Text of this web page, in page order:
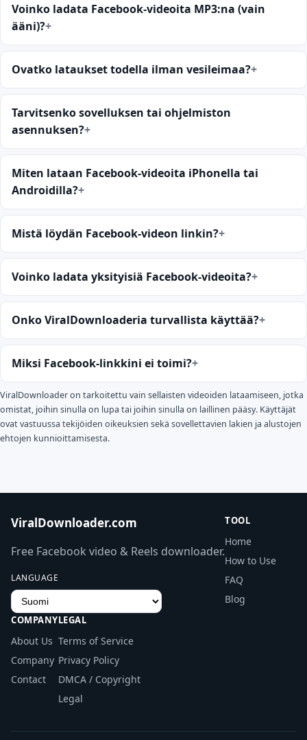
Voinko ladata Facebook-videoita MP3:na (vain
ääni)?
Ovatko lataukset todella ilman vesileimaa?
Tarvitsenko sovelluksen tai ohjelmiston
asennuksen?
Miten lataan Facebook-videoita iPhonella tai
Androidilla?
Mistä löydän Facebook-videon linkin?
Voinko ladata yksityisiä Facebook-videoita?
Onko ViralDownloaderia turvallista käyttää?
Miksi Facebook-linkkini ei toimi?
ViralDownloader on tarkoitettu vain sellaisten videoiden lataamiseen, jotka
omistat, joihin sinulla on lupa tai joihin sinulla on laillinen pääsy. Käyttäjät
ovat vastuussa tekijöiden oikeuksien sekä sovellettavien lakien ja alustojen
ehtojen kunnioittamisesta.
ViralDownloader.com
Free Facebook video & Reels downloader.
LANGUAGE
TOOL
Home
How to Use
FAQ
Blog
COMPANY
About Us
Company
Contact
LEGAL
Terms of Service
Privacy Policy
DMCA / Copyright
Legal